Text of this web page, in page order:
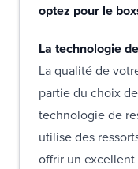
optez pour le
La technologie
La qualité de
partie du choix
technologie de
utilise des
offrir un